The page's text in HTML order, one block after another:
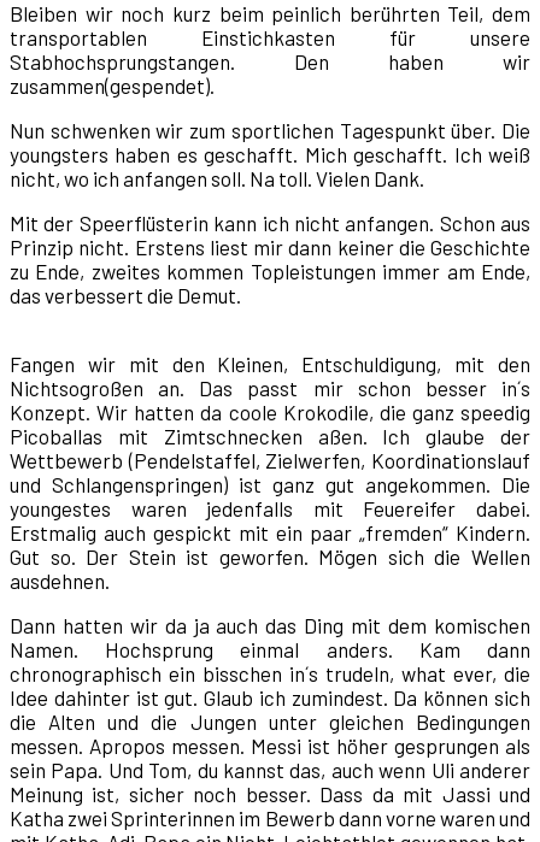
Bleiben wir noch kurz beim peinlich berührten Teil, dem
transportablen Einstichkasten für unsere
Stabhochsprungstangen. Den haben wir
zusammen(gespendet).
Nun schwenken wir zum sportlichen Tagespunkt über. Die
youngsters haben es geschafft. Mich geschafft. Ich weiß
nicht, wo ich anfangen soll. Na toll. Vielen Dank.
Mit der Speerflüsterin kann ich nicht anfangen. Schon aus
Prinzip nicht. Erstens liest mir dann keiner die Geschichte
zu Ende, zweites kommen Topleistungen immer am Ende,
das verbessert die Demut.
Fangen wir mit den Kleinen, Entschuldigung, mit den
Nichtsogroßen an. Das passt mir schon besser in´s
Konzept. Wir hatten da coole Krokodile, die ganz speedig
Picoballas mit Zimtschnecken aßen. Ich glaube der
Wettbewerb (Pendelstaffel, Zielwerfen, Koordinationslauf
und Schlangenspringen) ist ganz gut angekommen. Die
youngestes waren jedenfalls mit Feuereifer dabei.
Erstmalig auch gespickt mit ein paar „fremden“ Kindern.
Gut so. Der Stein ist geworfen. Mögen sich die Wellen
ausdehnen.
Dann hatten wir da ja auch das Ding mit dem komischen
Namen. Hochsprung einmal anders. Kam dann
chronographisch ein bisschen in´s trudeln, what ever, die
Idee dahinter ist gut. Glaub ich zumindest. Da können sich
die Alten und die Jungen unter gleichen Bedingungen
messen. Apropos messen. Messi ist höher gesprungen als
sein Papa. Und Tom, du kannst das, auch wenn Uli anderer
Meinung ist, sicher noch besser. Dass da mit Jassi und
Katha zwei Sprinterinnen im Bewerb dann vorne waren und